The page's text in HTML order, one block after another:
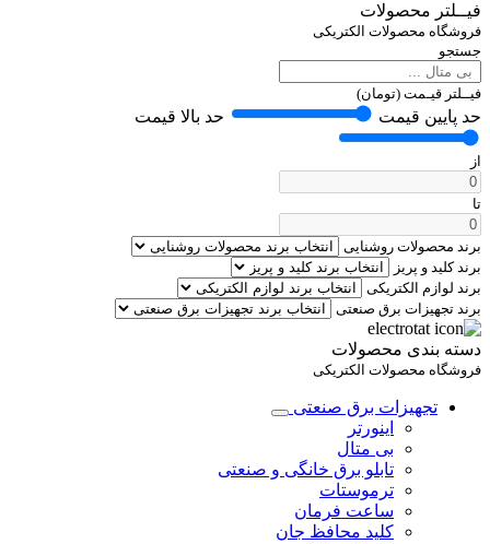
فیــلتر محصولات
فروشگاه محصولات الکتریکی
جستجو
فیــلتر قیـمت (تومان)
حد پایین قیمت حد بالا قیمت
از
تا
برند محصولات روشنایی
برند کلید و پریز
برند لوازم الکتریکی
برند تجهیزات برق صنعتی
دسته بندی محصولات
فروشگاه محصولات الکتریکی
تجهیزات برق صنعتی
اینورتر
بی متال
تابلو برق خانگی و صنعتی
ترموستات
ساعت فرمان
کلید محافظ جان